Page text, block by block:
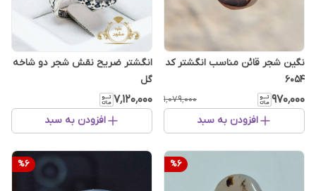
نگین شجر قائن مناسب انگشتر کد
۶۰۵۴
۹۷۰٬۰۰۰ ۱٬۰۷۹٬۰۰۰
افزودن به سبد
انگشتر ضریح نقش شجر دو شاخه
گل
۷٬۱۲۰٬۰۰۰
افزودن به سبد
%6
%6